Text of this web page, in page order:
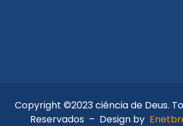
Copyright ©2023 ciência de Deus.
Reservados – Design by